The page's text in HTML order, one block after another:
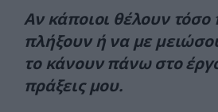
Αν κάποιοι θέλουν τόσο
πλήξουν ή να με
το κάνουν πάνω στο
πράξεις μου.